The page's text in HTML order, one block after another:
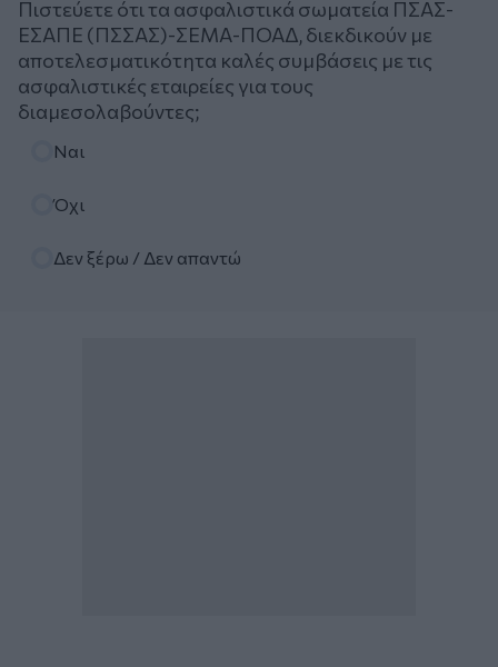
Πιστεύετε ότι τα ασφαλιστικά σωματεία ΠΣΑΣ-
ΕΣΑΠΕ (ΠΣΣΑΣ)-ΣΕΜΑ-ΠΟΑΔ, διεκδικούν με
αποτελεσματικότητα καλές συμβάσεις με τις
ασφαλιστικές εταιρείες για τους
διαμεσολαβούντες;
Ναι
Όχι
Δεν ξέρω / Δεν απαντώ